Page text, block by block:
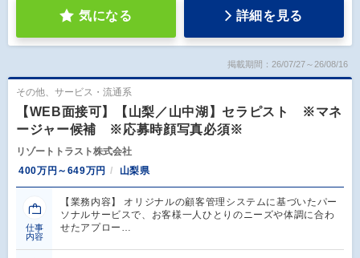
気になる 詳細を見る
掲載期間：26/07/27～26/08/16
その他、サービス・流通系
【WEB面接可】【山梨／山中湖】セラピスト ※マネ
ージャー候補 ※応募時顔写真必須※
リゾートトラスト株式会社
400万円～649万円
山梨県
仕事
内容
【業務内容】 オリジナルの顧客管理システムに基づいたパー
ソナルサービスで、お客様一人ひとりのニーズや体調に合わ
せたアプロー…